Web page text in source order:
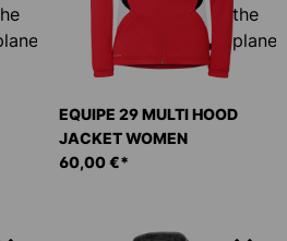
EQUIPE 29 MULTI HOOD
JACKET WOMEN
60,00 €*